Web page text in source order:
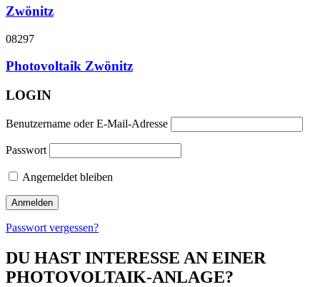
Zwönitz
08297
Photovoltaik Zwönitz
LOGIN
Benutzername oder E-Mail-Adresse
Passwort
Angemeldet bleiben
Passwort vergessen?
DU HAST INTERESSE AN EINER
PHOTOVOLTAIK-ANLAGE?